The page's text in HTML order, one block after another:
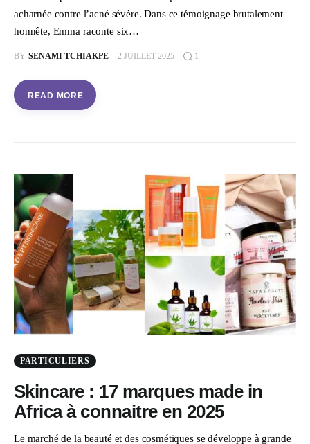
acharnée contre l’acné sévère. Dans ce témoignage brutalement
honnête, Emma raconte six…
BY SENAMI TCHIAKPE 2 JUILLET 2025 1
READ MORE
PARTICULIERS
Skincare : 17 marques made in
Africa à connaitre en 2025
Le marché de la beauté et des cosmétiques se développe à grande